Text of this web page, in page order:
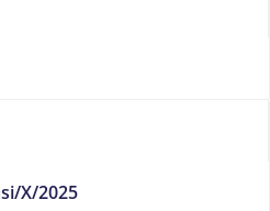
X/2025